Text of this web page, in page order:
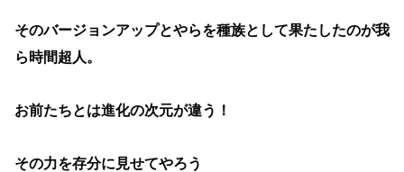
そのバージョンアップとやらを種族として果たしたのが我
ら時間超人。
お前たちとは進化の次元が違う！
その力を存分に見せてやろう